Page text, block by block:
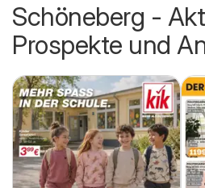
Schöneberg -
Prospekte und